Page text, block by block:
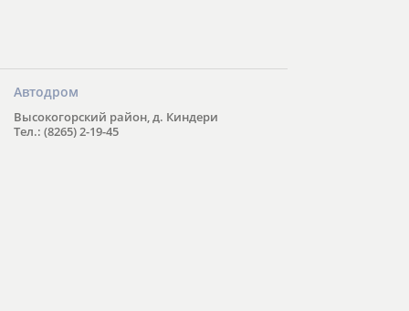
Автодром
Высокогорский район, д. Киндери
Тел.: (8265) 2-19-45